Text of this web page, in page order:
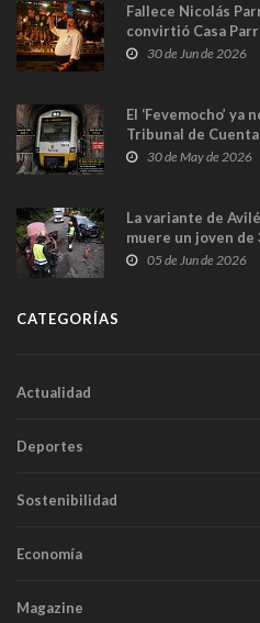
Fallece Nicolás
convirtió Casa
en Madrid
30 de Jun de 2026
El ‘Fevemocho’ ya
Tribunal de
sobrecoste de los
30 de May de 2026
La variante de
muere un joven
frontal
05 de Jun de 2026
CATEGORÍAS
Actualidad
Deportes
Sostenibilidad
Economía
Magazine